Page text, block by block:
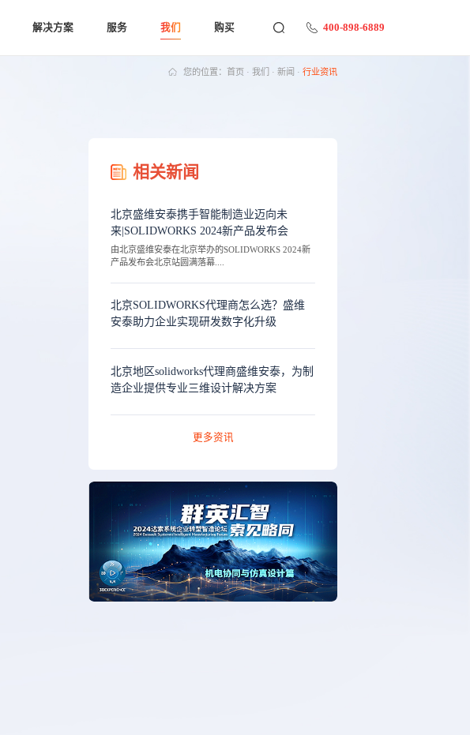
解决方案 服务 我们 购买 400-898-6889
您的位置： 首页 · 我们 · 新闻 · 行业资讯
相关新闻
北京盛维安泰携手智能制造业迈向未
来|SOLIDWORKS 2024新产品发布会
由北京盛维安泰在北京举办的SOLIDWORKS 2024新
产品发布会北京站圆满落幕....
北京SOLIDWORKS代理商怎么选？盛维
安泰助力企业实现研发数字化升级
北京地区solidworks代理商盛维安泰，为制
造企业提供专业三维设计解决方案
更多资讯